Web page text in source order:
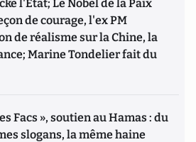
l'Etat; Le Nobel de la Paix
de courage, l'ex PM
de réalisme sur la Chine, la
Marine Tondelier fait du
Facs », soutien au Hamas : du
slogans, la même haine